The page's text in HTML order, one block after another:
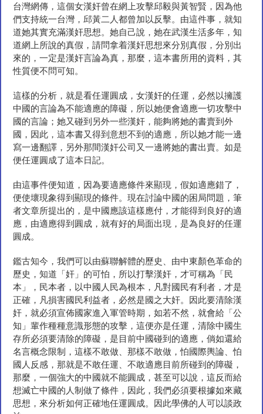
台灣網傳，這個女漢奸曾在網上攻擊邱毅與黃智賢，因為他
們支持統一台灣，邱黃二人都曾加以反擊。由這件事，就知
道她其實充滿漢奸思想。她自己說，她在武漢生活多年，知
道網上所說的真假，請問拿着漢奸思想來分別真假，分別出
來的，一定是漢奸言論為真，那麼，這本書所用的資料，其
性質便不問可知。
這樣的分析，就是看任運圓成，女漢奸的任運，必然以擁護
中國的言論為不能適應的障礙，所以她便會適應一切攻擊中
國的言論；她又碰到另外一些漢奸，能夠將她的書賣到外
國，因此，這本書又得到意想不到的適應，所以她才能一邊
寫一邊翻譯，另外那間漢奸公司又一邊將她的書出賣。如是
便任運圓成了這本日記。
由這事件便知道，因為要適應條件來顯現，假如適應錯了，
便使壞現象得到顯現的條件。現在討論中國的困局問題，筆
者文章所提出的，是中國應該這樣應付，才能得到良好的適
應，由適應得到圓成，就有好的局面出現，是為良好的任運
圓成。
鑑古知今，我們可以由蘇聯解體的歷史、由中東顏色革命的
歷史，知道「奸」的可怕，所以打擊漢奸，才可稱為「民
本」，民本者，以中國人民為根本，凡對國民有利者，才是
正確，凡損害國民利益者，必然是國之大奸。因此要清除漢
奸，就必須宣佈國家進入軍管時期，如若不然，就會給「公
知」輩作種種意識形態的攻擊，這便亦是任運，清除中國生
存所必須要清除的障礙，是目前中國碰到的適應，倘如還給
名言概念限制，這樣不敢做、那樣不敢做，怕國際輿論、怕
國人反感，那就是不敢任運、不敢適應目前所碰到的障礙，
那麼，一個強大的中國就不能圓成，甚至可以說，這反而給
想滅亡中國的人制做了條件，因此，我們必須要根據如來藏
思想，來分析如何正確地任運圓成。因此學佛的人可以談政